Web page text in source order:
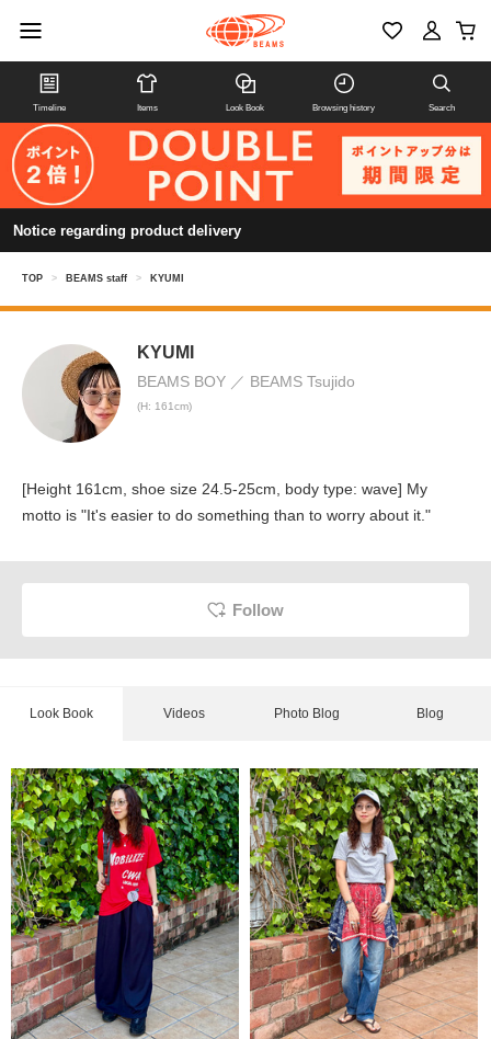
Timeline Items Look Book Browsing history Search
Notice regarding product delivery
TOP > BEAMS staff > KYUMI
KYUMI
BEAMS BOY BEAMS Tsujido
(H: 161cm)
[Height 161cm, shoe size 24.5-25cm, body type: wave] My
motto is "It's easier to do something than to worry about it."
Follow
Look Book Videos Photo Blog Blog